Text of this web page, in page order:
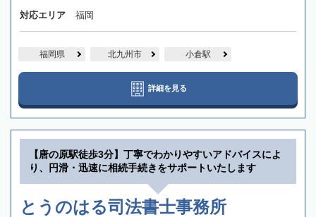
対応エリア 福岡
福岡県 北九州市 小倉駅
詳細を見る
【唐の原駅徒歩3分】丁寧でわかりやすいアドバイスによ
り、円滑・迅速に相続手続きをサポートいたします
とうのはる司法書士事務所